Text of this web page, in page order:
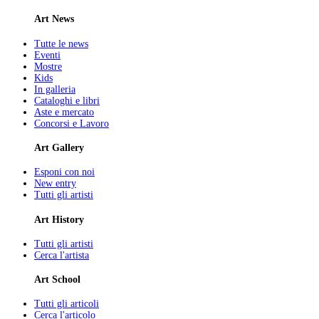
Art News
Tutte le news
Eventi
Mostre
Kids
In galleria
Cataloghi e libri
Aste e mercato
Concorsi e Lavoro
Art Gallery
Esponi con noi
New entry
Tutti gli artisti
Art History
Tutti gli artisti
Cerca l'artista
Art School
Tutti gli articoli
Cerca l'articolo